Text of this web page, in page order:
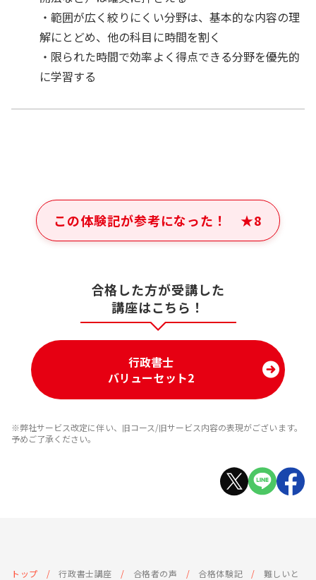
・範囲が広く絞りにくい分野は、基本的な内容の理
解にとどめ、他の科目に時間を割く
・限られた時間で効率よく得点できる分野を優先的
に学習する
この体験記が参考になった！ ★8
合格した方が受講した
講座はこちら！
行政書士
バリューセット2
※弊社サービス改定に伴い、旧コース/旧サービス内容の表現がございます。
予めご了承ください。
トップ 行政書士講座 合格者の声 合格体験記
難しいと